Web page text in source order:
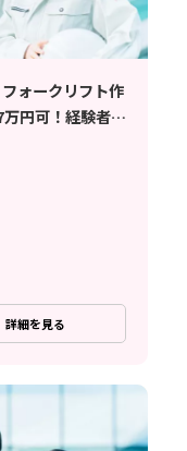
ォークリフト作
円可！経験者歓
詳細を見る